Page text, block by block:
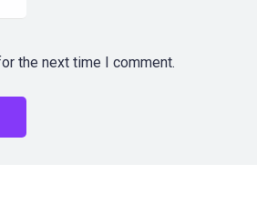
the next time I comment.